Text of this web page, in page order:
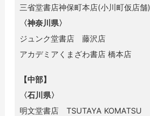
三省堂書店神保町本店(小川町仮店舗)
〈神奈川県〉
ジュンク堂書店 藤沢店
アカデミアくまざわ書店 橋本店
【中部】
〈石川県〉
明文堂書店 TSUTAYA KOMATSU